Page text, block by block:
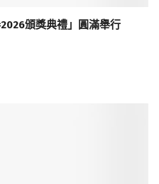
頒獎典禮」圓滿舉行